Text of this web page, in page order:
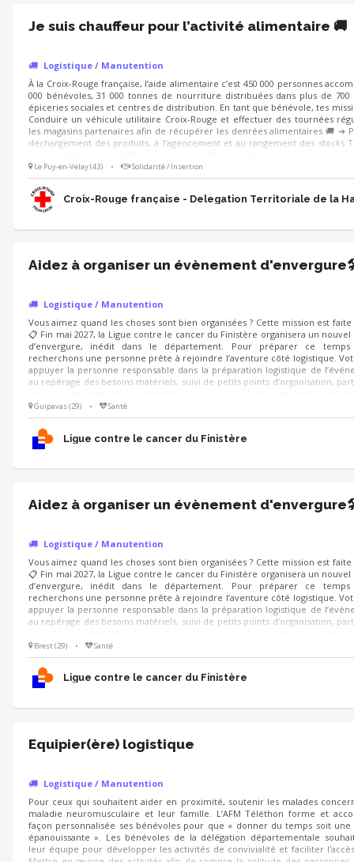
Je suis chauffeur pour l’activité alimentaire 🚚
Logistique / Manutention
À la Croix-Rouge française, l’aide alimentaire c’est 450 000 personnes
000 bénévoles, 31 000 tonnes de nourriture distribuées dans plus de
épiceries sociales et centres de distribution. En tant que bénévole, tes
Conduire un véhicule utilitaire Croix-Rouge et effectuer des tournées
les magasins partenaires afin de récupérer les denrées alimentaires 🚚 ➔
déchargement des produits, à l’agencement et au rangement des stocks
maillon essentiel de la lutte contre la précarité alimentaire !
Le Puy-en-Velay (43) • Solidarité / Insertion
Croix-Rouge française - Delegation Territoriale de la
Aidez à organiser un évènement
Logistique / Manutention
Vous aimez quand les choses sont bien organisées ? Cette mission est
📋 Fin mai 2027, la Ligue contre le cancer du Finistère organisera un
d’envergure, inédit dans le département. Pour préparer ce
recherchons une personne prête à rejoindre l’aventure côté logistique.
appuyer la personne responsable dans la préparation logistique de
au repérage des besoins matériels, suivi de petits points d’organisation,
prévoir en cas d’imprévu.
Guipavas (29) • Santé
Ligue contre le cancer du Finistère
Aidez à organiser un évènement
Logistique / Manutention
Vous aimez quand les choses sont bien organisées ? Cette mission est
📋 Fin mai 2027, la Ligue contre le cancer du Finistère organisera un
d’envergure, inédit dans le département. Pour préparer ce
recherchons une personne prête à rejoindre l’aventure côté logistique.
appuyer la personne responsable dans la préparation logistique de
au repérage des besoins matériels, suivi de petits points d’organisation,
prévoir en cas d’imprévu.
Brest (29) • Santé
Ligue contre le cancer du Finistère
Equipier(ère) logistique
Logistique / Manutention
Pour ceux qui souhaitent aider en proximité, soutenir les malades
maladie neuromusculaire et leur famille. L’AFM Téléthon forme et
façon personnalisée ses bénévoles pour que « donner du temps soit
épanouissante ». Les bénévoles de la délégation départementale
leur équipe pour développer les activités de convivialité et faciliter